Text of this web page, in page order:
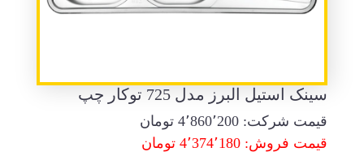
سینک استیل البرز مدل 725 توکار چپ
قیمت شرکت: 4٬860٬200تومان
قیمت فروش: 4٬374٬180 تومان